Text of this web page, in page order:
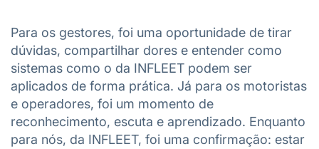
Para os gestores, foi uma oportunidade de tirar
dúvidas, compartilhar dores e entender como
sistemas como o da INFLEET podem ser
aplicados de forma prática. Já para os motoristas
e operadores, foi um momento de
reconhecimento, escuta e aprendizado. Enquanto
para nós, da INFLEET, foi uma confirmação: estar